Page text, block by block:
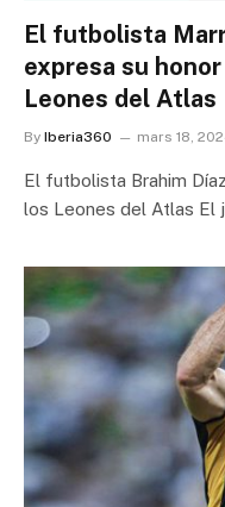
El futbolista
expresa su
Leones del Atlas
By Iberia360 mars 18,
El futbolista Brahim
los Leones del Atlas El